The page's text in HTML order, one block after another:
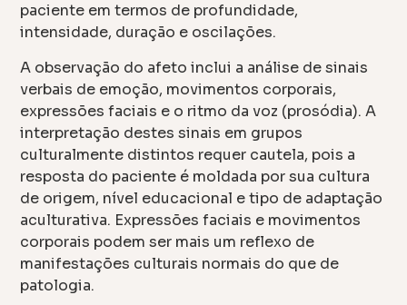
paciente em termos de profundidade,
intensidade, duração e oscilações.
A observação do afeto inclui a análise de sinais
verbais de emoção, movimentos corporais,
expressões faciais e o ritmo da voz (prosódia). A
interpretação destes sinais em grupos
culturalmente distintos requer cautela, pois a
resposta do paciente é moldada por sua cultura
de origem, nível educacional e tipo de adaptação
aculturativa. Expressões faciais e movimentos
corporais podem ser mais um reflexo de
manifestações culturais normais do que de
patologia.